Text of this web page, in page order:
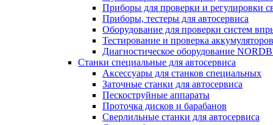
Приборы для проверки и регулировки
Приборы, тестеры для автосервиса
Оборудование для проверки систем
Тестирование и проверка аккумуляторов
Диагностическое оборудование
Станки специальные для автосервиса
Аксессуары для станков специальных
Заточные станки для автосервиса
Пескоструйные аппараты
Проточка дисков и барабанов
Сверлильные станки для автосервиса